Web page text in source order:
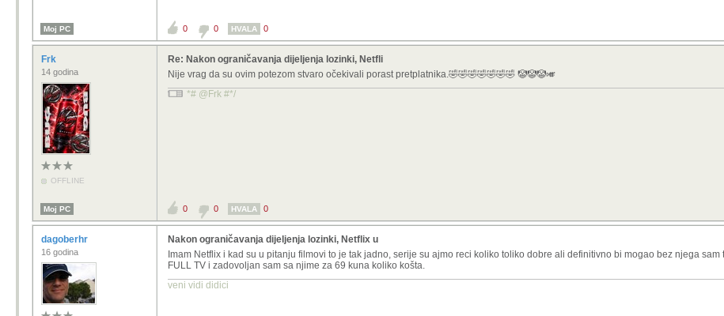
Moj PC 0 0 HVALA 0
Frk
14 godina
OFFLINE
Re: Nakon ograničavanja dijeljenja lozinki, Netfli
Nije vrag da su ovim potezom stvaro očekivali porast pretplatnika.🤣🤣🤣🤣🤣🤣🤣 🤡🤡🤡🎺
*# @Frk #*/
Moj PC 0 0 HVALA 0
dagoberhr
16 godina
Nakon ograničavanja dijeljenja lozinki, Netflix u
Imam Netflix i kad su u pitanju filmovi to je tak jadno, serije su ajmo reci koliko toliko dobre ali definitivno bi mogao bez njega sam
FULL TV i zadovoljan sam sa njime za 69 kuna koliko košta.
veni vidi didici